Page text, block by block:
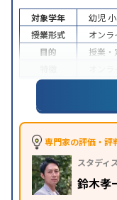
対象学年 幼児
授業形式
オンラ
目的
授業・
オン
専門家の評価・評
スタディ
鈴木孝